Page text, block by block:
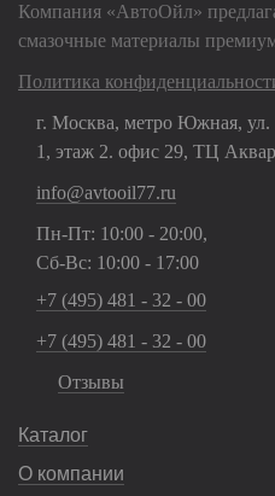
Компания «АвтоОйл»
смазочные материалы
Политика
г. Москва, метро Южная, ул.
1, этаж 2. офис 29, ТЦ
info@avtooil77.ru
Пн-Пт: 10:00 - 20:00,
Сб-Вс: 10:00 - 17:00
+7 (495) 481 - 32 - 00
+7 (495) 481 - 32 - 00
Отзывы
Каталог
О компании